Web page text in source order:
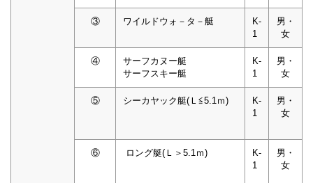
③ ワイルドウォ－タ－艇
K-
1
男・
女
④
サーフカヌー艇
サーフスキー艇
K-
1
男・
女
⑤ シーカヤック艇(Ｌ≦5.1ｍ)
K-
1
男・
女
⑥ ロング艇(Ｌ＞5.1ｍ)
K-
1
男・
女